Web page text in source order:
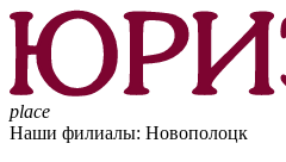
place
Наши филиалы: Новополоцк